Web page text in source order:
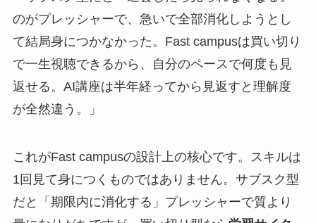
のがプレッシャーで、急いで全部消化しようとし
て結局身につかなかった。Fast campusは買い切り
で一生視聴できるから、自分のペースで何度も見
返せる。AI講座は半年経ってから見返すと理解度
が全然違う。」
これがFast campusの設計上の核心です。スキルは
1回見て身につくものではありません。サブスク型
だと「期限内に消化する」プレッシャーで質より